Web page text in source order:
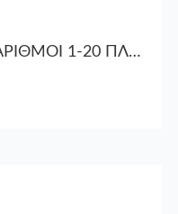
METRON ΔΙΑΧΩΡΙΣΤΙΚΑ ΑΡΙΘΜΟΙ 1-20 ΠΛΑΣΤ. Α4